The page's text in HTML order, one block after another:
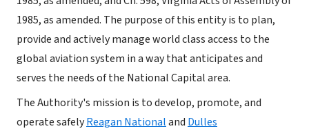
1985, as amended. The purpose of this entity is to plan,
provide and actively manage world class access to the
global aviation system in a way that anticipates and
serves the needs of the National Capital area.
The Authority's mission is to develop, promote, and
operate safelyReagan Nationaland Dulles